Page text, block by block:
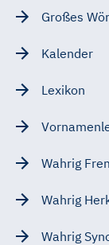
Großes
Kalender
Lexikon
Wahrig
Wahrig
Wahrig